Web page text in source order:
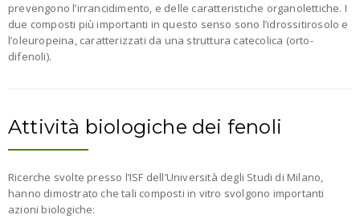
prevengono l’irrancidimento, e delle caratteristiche organolettiche. I
due composti più importanti in questo senso sono l’idrossitirosolo e
l’oleuropeina, caratterizzati da una struttura catecolica (orto-
difenoli).
Attività biologiche dei fenoli
Ricerche svolte presso l’ISF dell’Università degli Studi di Milano,
hanno dimostrato che tali composti in vitro svolgono importanti
azioni biologiche: